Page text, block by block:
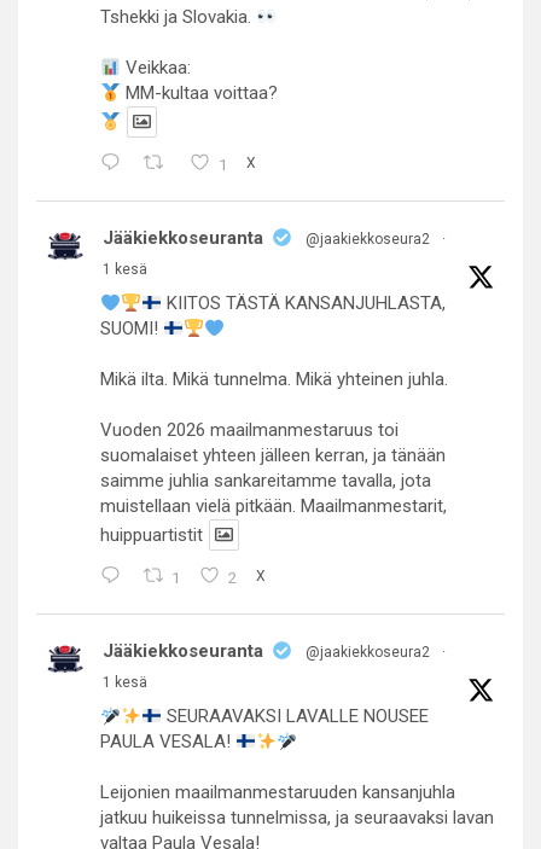
Tshekki ja Slovakia.
Veikkaa:
MM-kultaa voittaa?
1 X
Jääkiekkoseuranta @jaakiekkoseura2
·
1 kesä
KIITOS TÄSTÄ KANSANJUHLASTA,
SUOMI!
Mikä ilta. Mikä tunnelma. Mikä yhteinen juhla.
Vuoden 2026 maailmanmestaruus toi
suomalaiset yhteen jälleen kerran, ja tänään
saimme juhlia sankareitamme tavalla, jota
muistellaan vielä pitkään. Maailmanmestarit,
huippuartistit
1 2 X
Jääkiekkoseuranta @jaakiekkoseura2
·
1 kesä
SEURAAVAKSI LAVALLE NOUSEE
PAULA VESALA!
Leijonien maailmanmestaruuden kansanjuhla
jatkuu huikeissa tunnelmissa, ja seuraavaksi lavan
valtaa Paula Vesala!